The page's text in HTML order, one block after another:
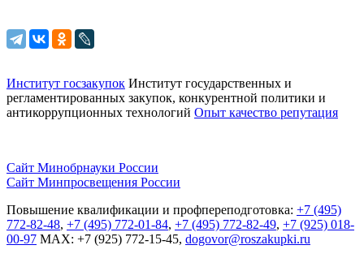
Институт госзакупок Институт государственных и
регламентированных закупок, конкурентной политики и
антикоррупционных технологий Опыт качество репутация
Сайт Минобрнауки России
Сайт Минпросвещения России
Повышение квалификации и профпереподготовка: +7 (495)
772-82-48, +7 (495) 772-01-84, +7 (495) 772-82-49, +7 (925) 018-
00-97 MAX: +7 (925) 772-15-45, dogovor@roszakupki.ru